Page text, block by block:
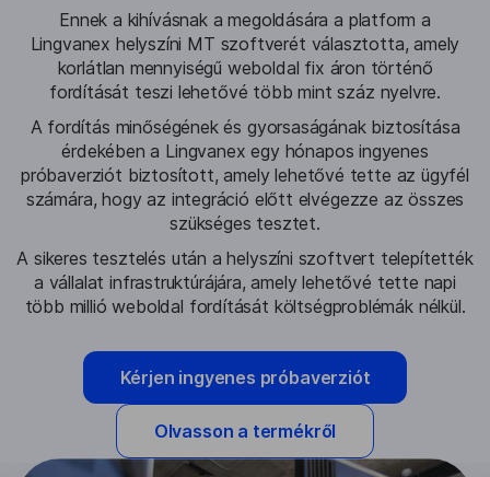
Ennek a kihívásnak a megoldására a platform a
Lingvanex helyszíni MT szoftverét választotta, amely
korlátlan mennyiségű weboldal fix áron történő
fordítását teszi lehetővé több mint száz nyelvre.
A fordítás minőségének és gyorsaságának biztosítása
érdekében a Lingvanex egy hónapos ingyenes
próbaverziót biztosított, amely lehetővé tette az ügyfél
számára, hogy az integráció előtt elvégezze az összes
szükséges tesztet.
A sikeres tesztelés után a helyszíni szoftvert telepítették
a vállalat infrastruktúrájára, amely lehetővé tette napi
több millió weboldal fordítását költségproblémák nélkül.
Kérjen ingyenes próbaverziót
Olvasson a termékről